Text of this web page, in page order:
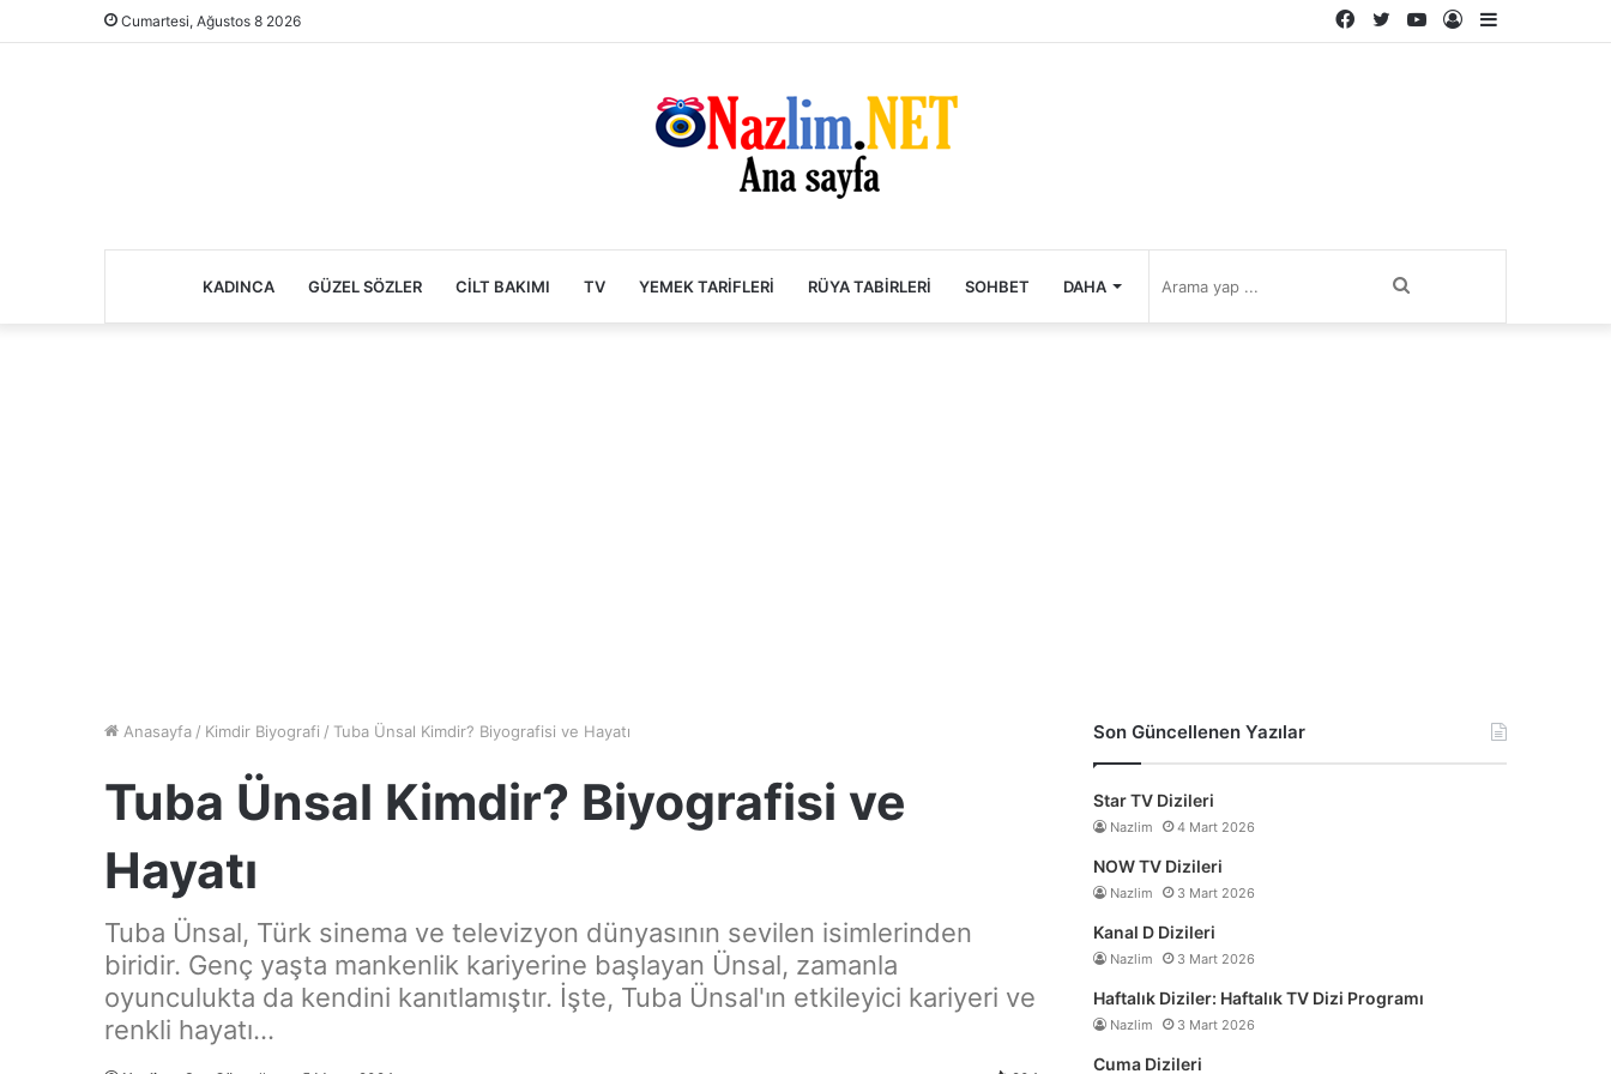
Cumartesi, Ağustos 8 2026
Kenar
Kayıt
YouTube
Twitter
Facebook
KADINCA GÜZEL SÖZLER CILT BAKIMI TV YEMEK TARIFLERI RÜYA TABIRLERI SOHBET DAHA
Anasayfa / Kimdir Biyografi / Tuba Ünsal Kimdir? Biyografisi ve Hayatı
Tuba Ünsal Kimdir? Biyografisi ve
Hayatı
Tuba Ünsal, Türk sinema ve televizyon dünyasının sevilen isimlerinden
biridir. Genç yaşta mankenlik kariyerine başlayan Ünsal, zamanla
oyunculukta da kendini kanıtlamıştır. İşte, Tuba Ünsal'ın etkileyici kariyeri ve
renkli hayatı...
Son Güncellenen Yazılar
Star TV Dizileri
Nazlim 4 Mart 2026
NOW TV Dizileri
Nazlim 3 Mart 2026
Kanal D Dizileri
Nazlim 3 Mart 2026
Haftalık Diziler: Haftalık TV Dizi Programı
Nazlim 3 Mart 2026
Cuma Dizileri